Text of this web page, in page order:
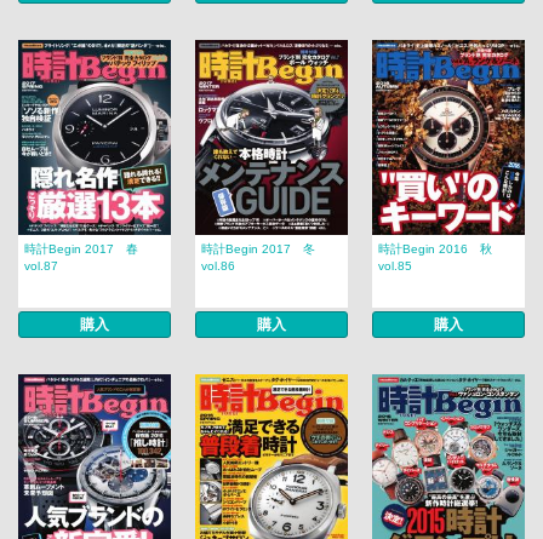
時計Begin 2017 春
vol.87
購入
時計Begin 2017 冬
vol.86
購入
時計Begin 2016 秋
vol.85
購入